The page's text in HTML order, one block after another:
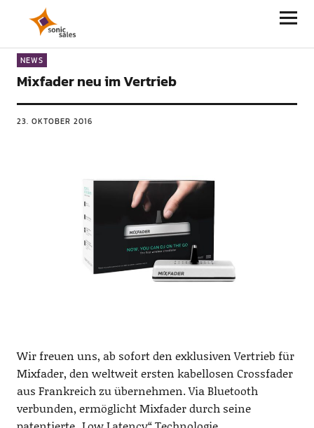
Sonic Sales
NEWS
Mixfader neu im Vertrieb
23. OKTOBER 2016
Wir freuen uns, ab sofort den exklusiven Vertrieb für
Mixfader, den weltweit ersten kabellosen Crossfader
aus Frankreich zu übernehmen. Via Bluetooth
verbunden, ermöglicht Mixfader durch seine